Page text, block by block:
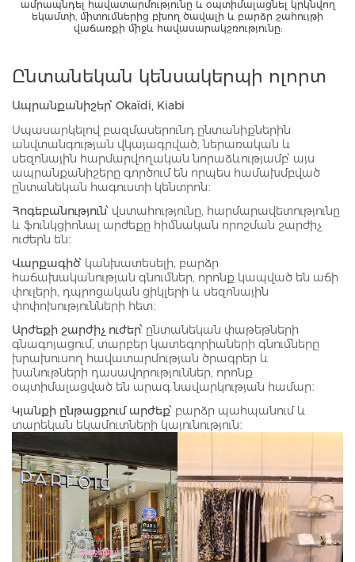
ամրապնդել հավատարմությունը և օպտիմալացնել կրկնվող
եկամտի, միտումներից բխող ծավալի և բարձր շահույթի
վաճառքի միջև հավասարակշռությունը:
Ընտանեկան կենսակերպի ոլորտ
Ապրանքանիշեր՝ Okaïdi, Kiabi
Սպասարկելով բազմասերունդ ընտանիքներին
անվտանգության վկայագրված, ներառական և
սեզոնային հարմարվողական նորաձևությամբ՝ այս
ապրանքանիշերը գործում են որպես համախմբված
ընտանեկան հագուստի կենտրոն։
Հոգեբանություն՝ վստահությունը, հարմարավետությունը
և ֆունկցիոնալ արժեքը հիմնական որոշման շարժիչ
ուժերն են։
Վարքագիծ՝ կանխատեսելի, բարձր
հաճախականության գնումներ, որոնք կապված են աճի
փուլերի, դպրոցական ցիկլերի և սեզոնային
փոփոխությունների հետ։
Արժեքի շարժիչ ուժեր՝ ընտանեկան փաթեթների
գնագոյացում, տարբեր կատեգորիաների գնումները
խրախուսող հավատարմության ծրագրեր և
խանութների դասավորություններ, որոնք
օպտիմալացված են արագ նավարկության համար։
Կյանքի ընթացքում արժեք՝ բարձր պահպանում և
տարեկան եկամուտների կայունություն։